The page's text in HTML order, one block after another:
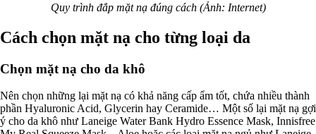
Quy trình đắp mặt nạ đúng cách (Ảnh: Internet)
Cách chọn mặt nạ cho từng loại da
Chọn mặt nạ cho da khô
Nên chọn những lại mặt nạ có khả năng cấp ẩm tốt, chứa nhiều thành
phần Hyaluronic Acid, Glycerin hay Ceramide… Một số lại mặt nạ gợi
ý cho da khô như Laneige Water Bank Hydro Essence Mask, Innisfree